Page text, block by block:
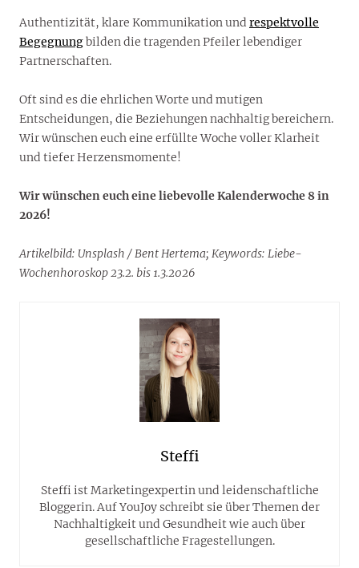
Authentizität, klare Kommunikation und respektvolle
Begegnungbilden die tragenden Pfeiler lebendiger
Partnerschaften.
Oft sind es die ehrlichen Worte und mutigen
Entscheidungen, die Beziehungen nachhaltig bereichern.
Wir wünschen euch eine erfüllte Woche voller Klarheit
und tiefer Herzensmomente!
Wir wünschen euch eine liebevolle Kalenderwoche 8 in
2026!
Artikelbild: Unsplash / Bent Hertema; Keywords: Liebe-
Wochenhoroskop 23.2. bis 1.3.2026
Steffi
Steffi ist Marketingexpertin und leidenschaftliche
Bloggerin. Auf YouJoy schreibt sie über Themen der
Nachhaltigkeit und Gesundheit wie auch über
gesellschaftliche Fragestellungen.